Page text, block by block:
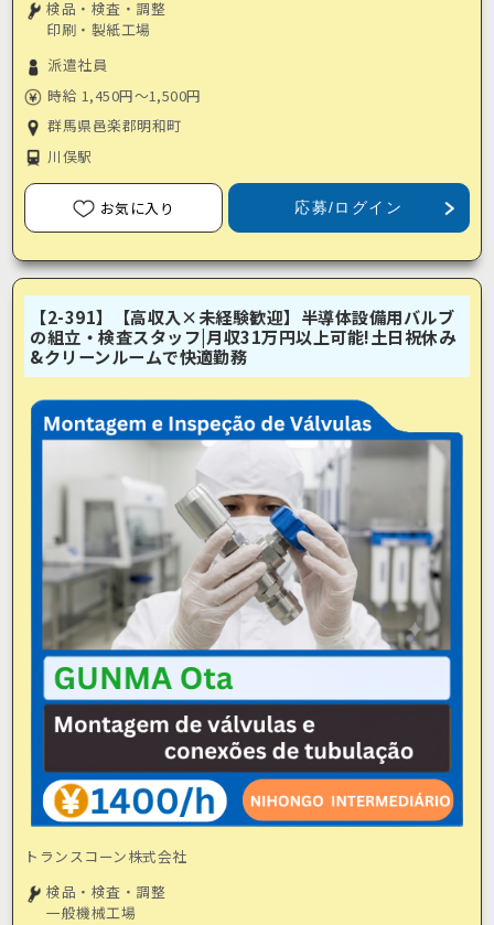
検品・検査・調整
印刷・製紙工場
派遣社員
時給 1,450円～1,500円
群馬県邑楽郡明和町
川俣駅
お気に入り 応募/ログイン
【2-391】【高収入×未経験歓迎】半導体設備用バルブ
の組立・検査スタッフ|月収31万円以上可能!土日祝休み
&クリーンルームで快適勤務
トランスコーン株式会社
検品・検査・調整
一般機械工場